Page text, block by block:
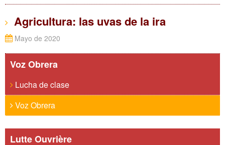
Agricultura: las uvas de la ira
Mayo de 2020
Voz Obrera
Lucha de clase
Voz Obrera
Lutte Ouvrière